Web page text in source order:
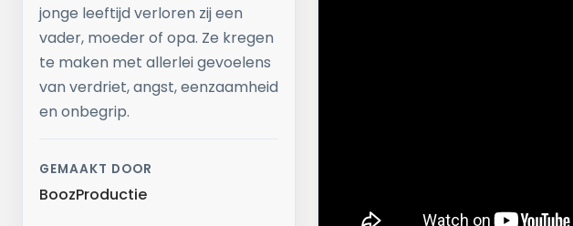
jonge leeftijd verloren zij een
vader, moeder of opa. Ze kregen
te maken met allerlei gevoelens
van verdriet, angst, eenzaamheid
en onbegrip.
GEMAAKT DOOR
BoozProductie